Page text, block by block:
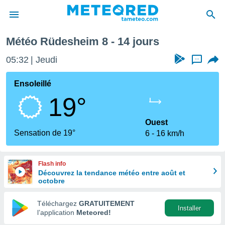
de
en
Météo Rüdesheim 8 - 14 jours
05:32 Jeudi ...
Ensoleillé
19°
Sensation de 19°
Ouest
6
16 km/h
Flash info
Découvrez la tendance météo entre août et
octobre
Téléchargez GRATUITEMENT
l’application Meteored!
Installer